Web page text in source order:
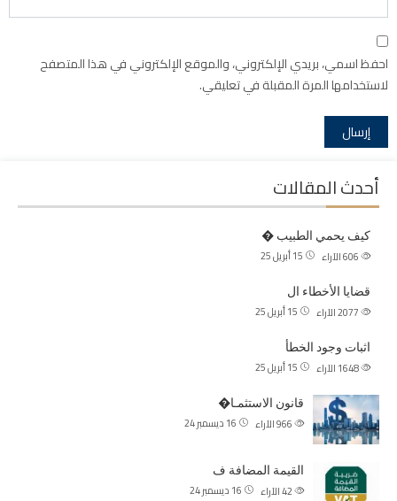
احفظ اسمي، بريدي الإلكتروني، والموقع الإلكتروني في هذا المتصفح
لاستخدامها المرة المقبلة في تعليقي.
أحدث المقالات
كيف يحمي الطبيب �
15 أبريل 25 الآراء
قضايا الأخطاء ال
15 أبريل 25 الآراء
اثبات وجود الخطأ
15 أبريل 25 الآراء
قانون الاستثمـا�
16 ديسمبر 24 الآراء
القيمة المضافة ف
16 ديسمبر 24 الآراء